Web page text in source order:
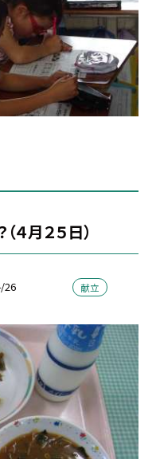
４月２５日）
26 献立